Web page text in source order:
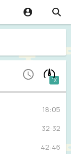
1X
18:05
32:32
42:46